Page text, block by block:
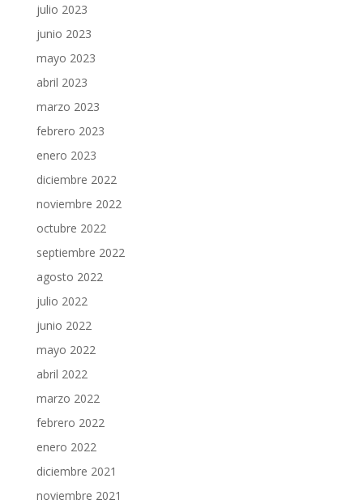
julio 2023
junio 2023
mayo 2023
abril 2023
marzo 2023
febrero 2023
enero 2023
diciembre 2022
noviembre 2022
octubre 2022
septiembre 2022
agosto 2022
julio 2022
junio 2022
mayo 2022
abril 2022
marzo 2022
febrero 2022
enero 2022
diciembre 2021
noviembre 2021